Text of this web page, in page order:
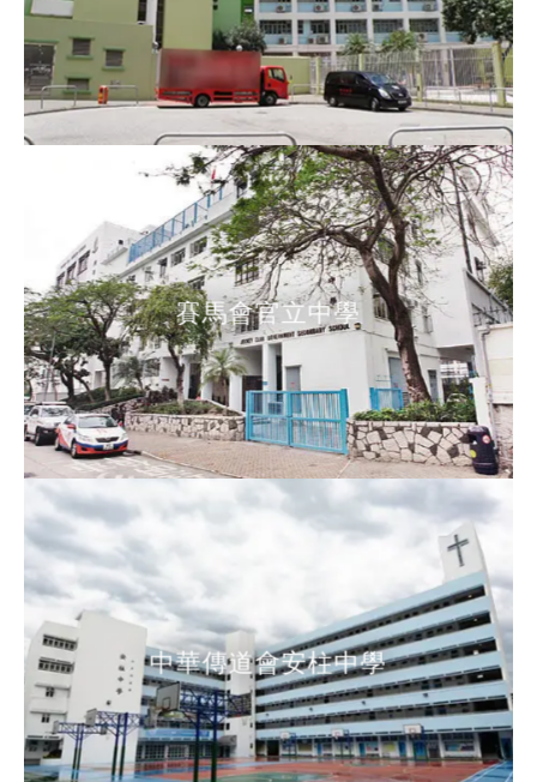
賽馬會官立中學
賽馬會官立中學
中華傳道會安柱中學
中華傳道會安柱中學